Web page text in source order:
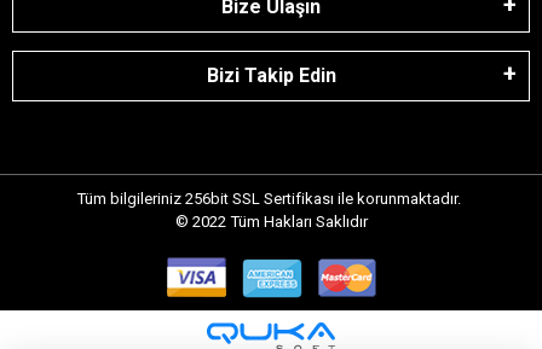
Bize Ulaşın
Bizi Takip Edin
Tüm bilgileriniz 256bit SSL Sertifikası ile korunmaktadır.
© 2022 Tüm Hakları Saklıdır